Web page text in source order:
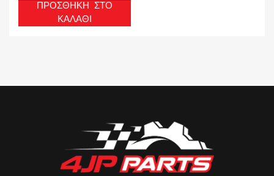
ΠΡΟΣΘΉΚΗ ΣΤΟ
ΚΑΛΆΘΙ